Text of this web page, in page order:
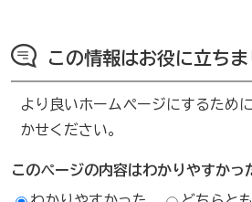
この情報はお役に立ちま
より良いホームページにするため
かせください。
このページの内容はわかりやすかっ